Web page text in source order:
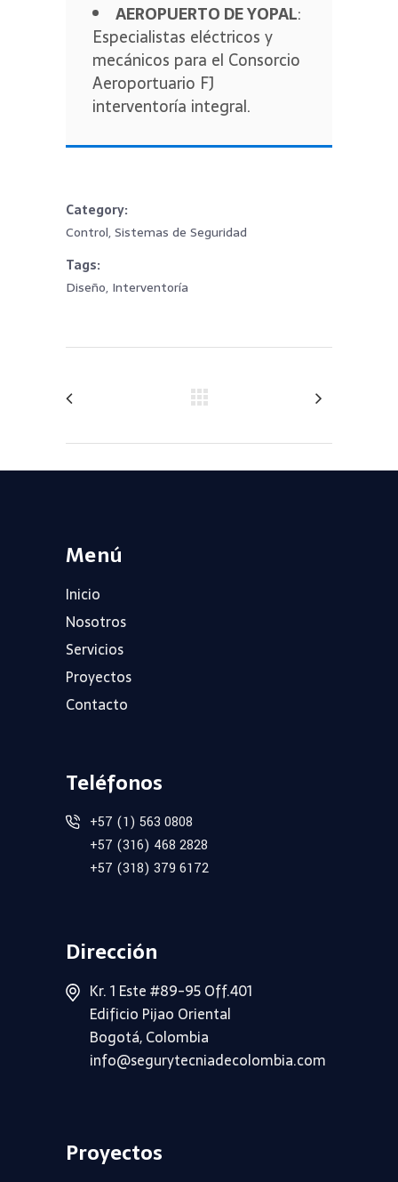
Category
Control, Sistemas de Seguridad
Tags
Diseño, Interventoría
AEROPUERTO DE YOPAL:
Especialistas eléctricos y
mecánicos para el Consorcio
Aeroportuario FJ
interventoría integral.
Menú
Inicio
Nosotros
Servicios
Proyectos
Contacto
Teléfonos
+57 (1) 563 0808
+57 (316) 468 2828
+57 (318) 379 6172
Dirección
Kr. 1 Este #89-95 Off.401
Edificio Pijao Oriental
Bogotá, Colombia
info@segurytecniadecolombia.com
Proyectos